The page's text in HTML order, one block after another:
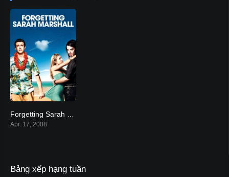
7.1
Apr. 17, 2008
Bảng xếp hạng tuần